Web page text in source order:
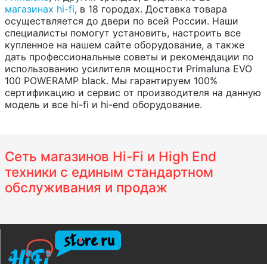
магазинах hi-fi, в 18 городах. Доставка товара
осуществляется до двери по всей России. Наши
специалисты помогут установить, настроить все
купленное на нашем сайте оборудование, а также
дать профессиональные советы и рекомендации по
использованию усилителя мощности Primaluna EVO
100 POWERAMP black. Мы гарантируем 100%
сертификацию и сервис от производителя на данную
модель и все hi-fi и hi-end оборудование.
Сеть магазинов Hi-Fi и High End
техники с единым стандартном
обслуживания и продаж